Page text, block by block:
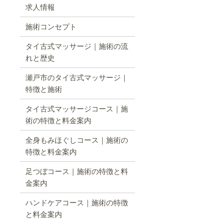
求人情報
施術コンセプト
タイ古式マッサージ｜施術の流
れと歴史
瀬戸市のタイ古式マッサージ｜
特徴と施術
タイ古式マッサージコース｜施
術の特徴と料金案内
全身もみほぐしコース｜施術の
特徴と料金案内
足つぼコース｜施術の特徴と料
金案内
ハンドケアコース｜施術の特徴
と料金案内